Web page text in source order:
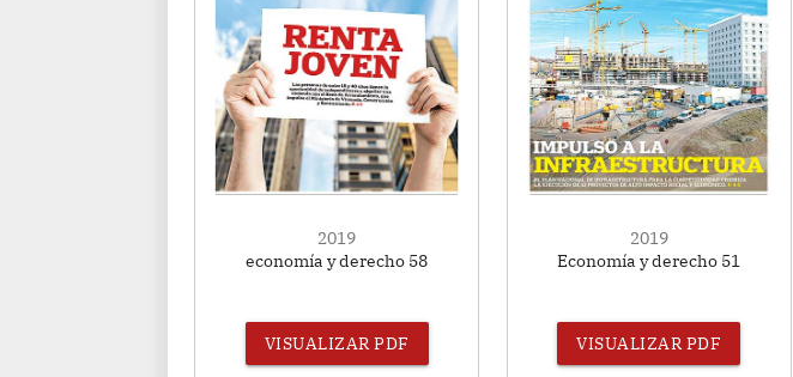
2019
economía y derecho 58
VISUALIZAR PDF
2019
Economía y derecho 51
VISUALIZAR PDF